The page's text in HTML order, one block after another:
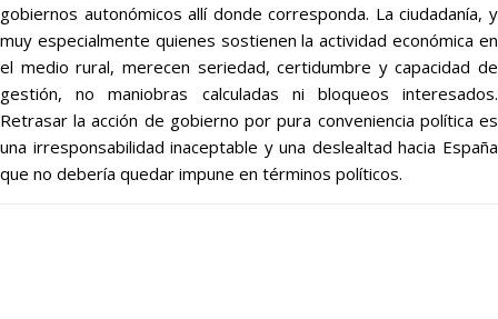
gobiernos autonómicos allí donde corresponda. La ciudadanía, y
muy especialmente quienes sostienen la actividad económica en
el medio rural, merecen seriedad, certidumbre y capacidad de
gestión, no maniobras calculadas ni bloqueos interesados.
Retrasar la acción de gobierno por pura conveniencia política es
una irresponsabilidad inaceptable y una deslealtad hacia España
que no debería quedar impune en términos políticos.